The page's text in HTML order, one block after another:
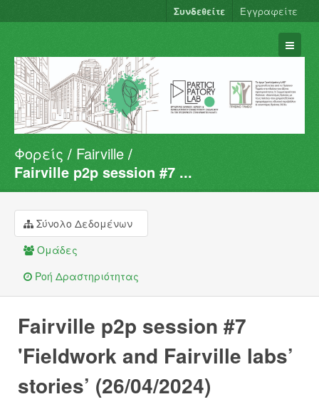
Συνδεθείτε Εγγραφείτε
Σύνολα Δεδομένων
Φορείς
Σχετικά
Φορείς
Fairville
Fairville p2p session #7 ...
Σύνολο Δεδομένων
Ομάδες
Ροή Δραστηριότητας
Fairville p2p session #7
'Fieldwork and Fairville labs’
stories’ (26/04/2024)